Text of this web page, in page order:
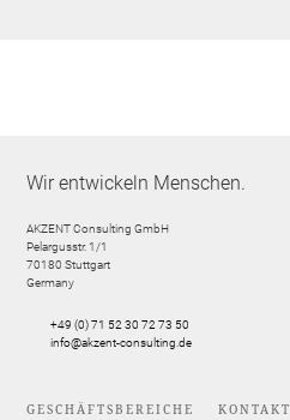
Wir entwickeln Menschen.
AKZENT Consulting GmbH
Pelargusstr. 1/1
70180 Stuttgart
Germany
+49 (0) 71 52 30 72 73 50
info@akzent-consulting.de
GESCHÄFTSBEREICHE KONTAKT